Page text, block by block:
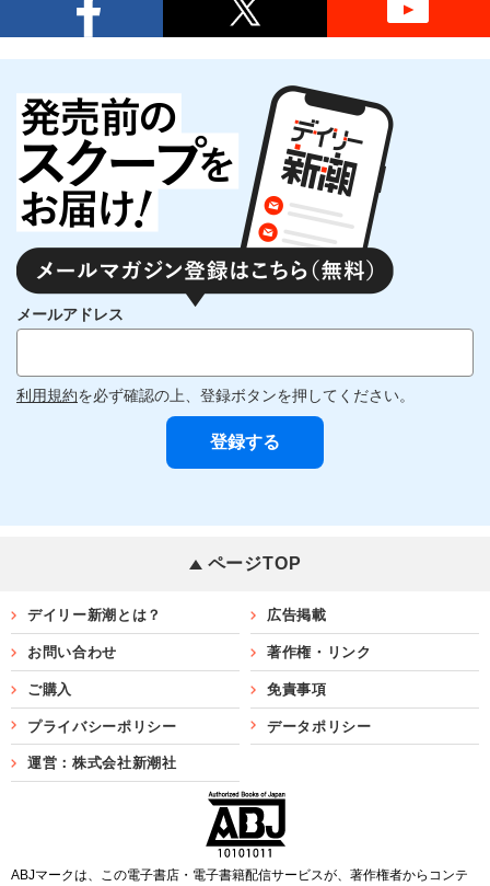
メールアドレス
利用規約を必ず確認の上、登録ボタンを押してください。
ページTOP
デイリー新潮とは？ 広告掲載
お問い合わせ 著作権・リンク
ご購入 免責事項
プライバシーポリシー データポリシー
運営：株式会社新潮社
ABJマークは、この電子書店・電子書籍配信サービスが、著作権者からコンテ